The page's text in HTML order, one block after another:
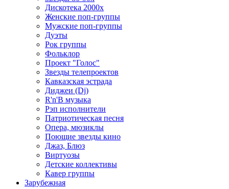
Дискотека 2000х
Женские поп-группы
Мужские поп-группы
Дуэты
Рок группы
Фольклор
Проект "Голос"
Звезды телепроектов
Кавказская эстрада
Диджеи (Dj)
R'n'B музыка
Рэп исполнители
Патриотическая песня
Опера, мюзиклы
Поющие звезды кино
Джаз, Блюз
Виртуозы
Детские коллективы
Кавер группы
Зарубежная